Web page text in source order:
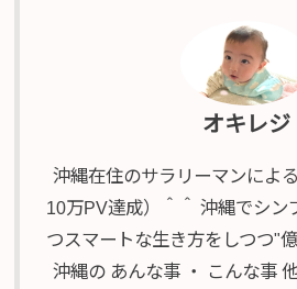
オキレジ
沖縄在住のサラリーマンによ
10万PV達成）＾＾ 沖縄でシン
つスマートな生き方をしつつ"
沖縄の あんな事 ・ こんな事